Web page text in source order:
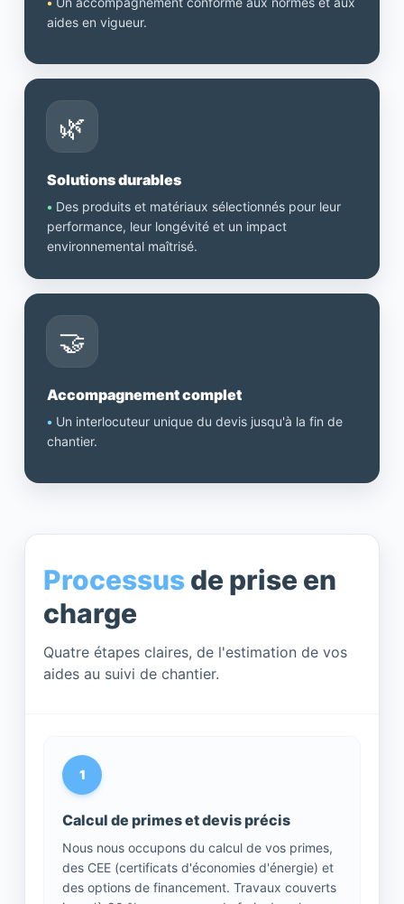
aides en vigueur.
🌿
Solutions durables
• Des produits et matériaux sélectionnés pour leur
performance, leur longévité et un impact
environnemental maîtrisé.
🤝
Accompagnement complet
• Un interlocuteur unique du devis jusqu'à la fin de
chantier.
Processusde prise en
charge
Quatre étapes claires, de l'estimation de vos
aides au suivi de chantier.
1
Calcul de primes et devis précis
Nous nous occupons du calcul de vos primes,
des CEE (certificats d'économies d'énergie) et
des options de financement. Travaux couverts